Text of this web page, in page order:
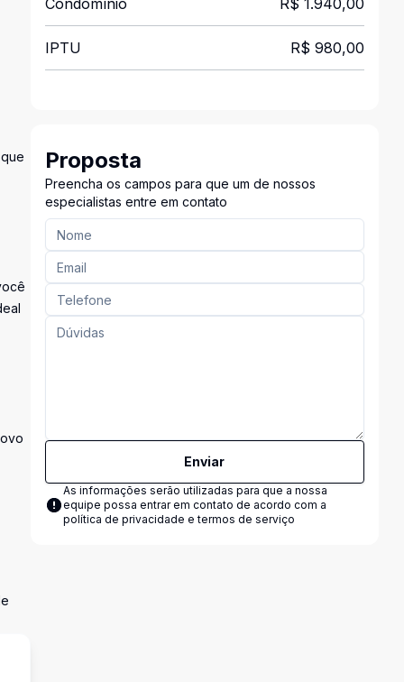
Condomínio R$ 1.940,00
IPTU R$ 980,00
Proposta
Preencha os campos para que um de nossos
especialistas entre em contato
Enviar
As informações serão utilizadas para que a nossa
equipe possa entrar em contato de acordo com a
política de privacidade e termos de serviço